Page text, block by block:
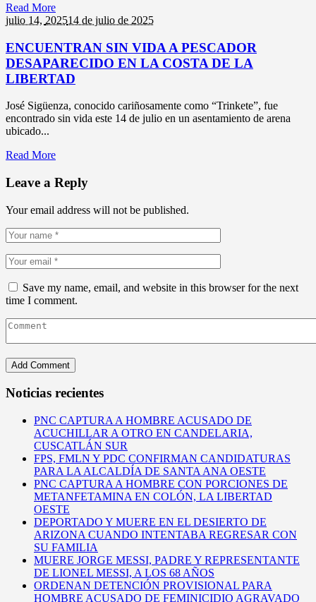
Read More
julio 14, 202514 de julio de 2025
ENCUENTRAN SIN VIDA A PESCADOR
DESAPARECIDO EN LA COSTA DE LA
LIBERTAD
José Sigüenza, conocido cariñosamente como “Trinkete”, fue
encontrado sin vida este 14 de julio en un asentamiento de arena
ubicado...
Read More
Leave a Reply
Your email address will not be published.
Save my name, email, and website in this browser for the next
time I comment.
Noticias recientes
PNC CAPTURA A HOMBRE ACUSADO DE
ACUCHILLAR A OTRO EN CANDELARIA,
CUSCATLÁN SUR
FPS, FMLN Y PDC CONFIRMAN CANDIDATURAS
PARA LA ALCALDÍA DE SANTA ANA OESTE
PNC CAPTURA A HOMBRE CON PORCIONES DE
METANFETAMINA EN COLÓN, LA LIBERTAD
OESTE
DEPORTADO Y MUERE EN EL DESIERTO DE
ARIZONA CUANDO INTENTABA REGRESAR CON
SU FAMILIA
MUERE JORGE MESSI, PADRE Y REPRESENTANTE
DE LIONEL MESSI, A LOS 68 AÑOS
ORDENAN DETENCIÓN PROVISIONAL PARA
HOMBRE ACUSADO DE FEMINICIDIO AGRAVADO